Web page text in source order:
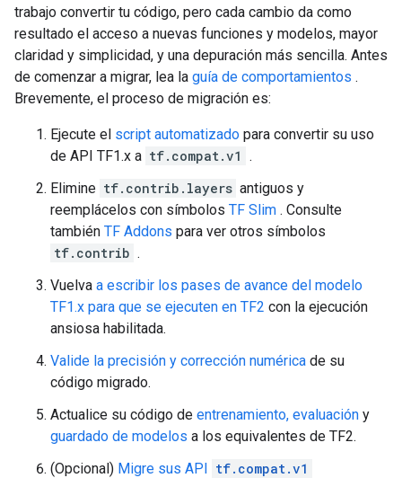
trabajo convertir tu código, pero cada cambio da como
resultado el acceso a nuevas funciones y modelos, mayor
claridad y simplicidad, y una depuración más sencilla. Antes
de comenzar a migrar, lea la guía de comportamientos .
Brevemente, el proceso de migración es:
Ejecute el script automatizado para convertir su uso
de API TF1.x a tf.compat.v1 .
Elimine tf.contrib.layers antiguos y
reemplácelos con símbolos TF Slim . Consulte
también TF Addons para ver otros símbolos
tf.contrib .
Vuelva a escribir los pases de avance del modelo
TF1.x para que se ejecuten en TF2 con la ejecución
ansiosa habilitada.
Valide la precisión y corrección numérica de su
código migrado.
Actualice su código de entrenamiento, evaluación y
guardado de modelos a los equivalentes de TF2.
(Opcional) Migre sus API tf.compat.v1